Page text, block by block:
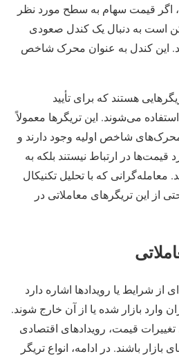
اگر قیمت سهام به سطح مورد نظر
است به دنبال یک کندل صعودی
این کندل به عنوان محرک شاخص
هستند که برای تأیید
می‌شوند. این تریگرها معمولاً
شاخص اولیه وجود دارند و
در ارتباط نیستند بلکه به
که با تحلیل تکنیکال
از این تریگرهای معاملاتی در
از شرایط یا رویدادها اشاره دارد
بازار شده یا از آن خارج شوند.
تغییرات قیمت، رویدادهای اقتصادی
باشند. در ادامه، انواع تریگر